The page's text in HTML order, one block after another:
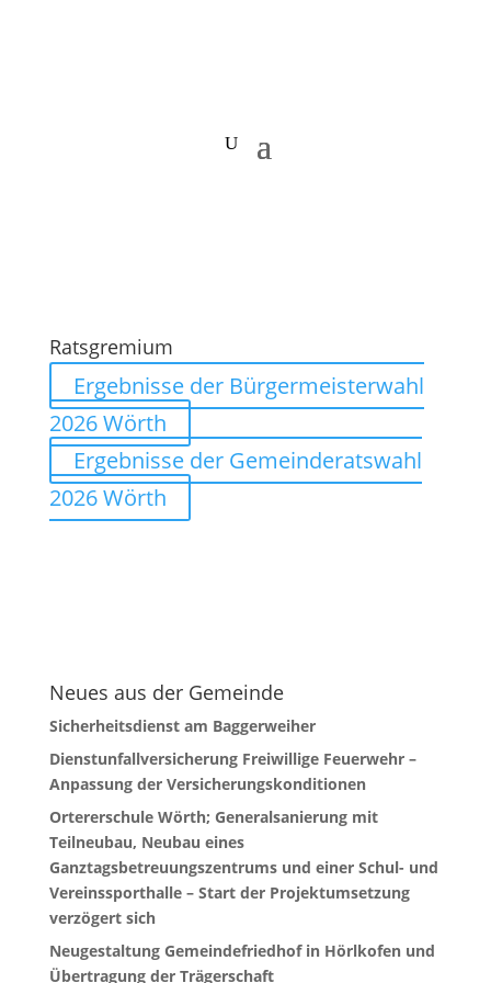
Ratsgremium
Ergebnisse der Bürgermeisterwahl
2026 Wörth
Ergebnisse der Gemeinderatswahl
2026 Wörth
Neues aus der Gemeinde
Sicherheitsdienst am Baggerweiher
Dienstunfallversicherung Freiwillige Feuerwehr –
Anpassung der Versicherungskonditionen
Ortererschule Wörth; Generalsanierung mit
Teilneubau, Neubau eines
Ganztagsbetreuungszentrums und einer Schul- und
Vereinssporthalle – Start der Projektumsetzung
verzögert sich
Neugestaltung Gemeindefriedhof in Hörlkofen und
Übertragung der Trägerschaft